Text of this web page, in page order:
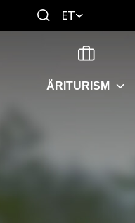
ET
ÄRITURISM